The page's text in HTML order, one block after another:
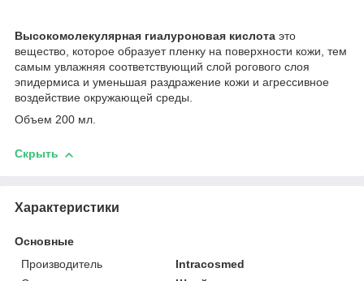
Высокомолекулярная гиалуроновая кислота это
вещество, которое образует пленку на поверхности кожи, тем
самым увлажняя соответствующий слой рогового слоя
эпидермиса и уменьшая раздражение кожи и агрессивное
воздействие окружающей среды.
Объем 200 мл.
Скрыть
Характеристики
Основные
Производитель
Intracosmed